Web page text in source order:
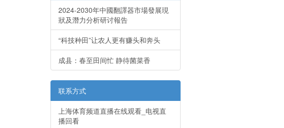
2024-2030年中國翻譯器市場發展現
狀及潛力分析研讨報告
“科技种田”让农人更有赚头和奔头
成县：春至田间忙 静待菌菜香
联系方式
上海体育频道直播在线观看_电视直
播回看